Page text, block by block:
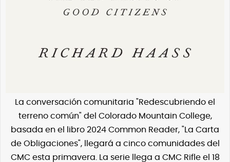
La conversación comunitaria "Redescubriendo el
terreno común" del Colorado Mountain College,
basada en el libro 2024 Common Reader, "La Carta
de Obligaciones", llegará a cinco comunidades del
CMC esta primavera. La serie llega a CMC Rifle el 18